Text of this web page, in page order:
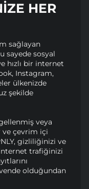
HER
sağlayan
sayede sosyal
hızlı bir internet
Instagram,
ülkenizde
şekilde
veya
ve çevrim içi
gizliliğinizi ve
trafiğinizi
olduğundan